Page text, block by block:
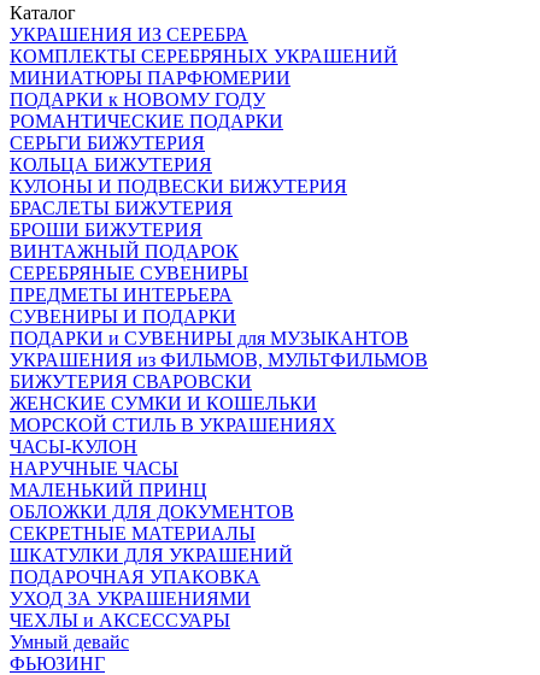
Каталог
УКРАШЕНИЯ ИЗ СЕРЕБРА
КОМПЛЕКТЫ СЕРЕБРЯНЫХ УКРАШЕНИЙ
МИНИАТЮРЫ ПАРФЮМЕРИИ
ПОДАРКИ к НОВОМУ ГОДУ
РОМАНТИЧЕСКИЕ ПОДАРКИ
СЕРЬГИ БИЖУТЕРИЯ
КОЛЬЦА БИЖУТЕРИЯ
КУЛОНЫ И ПОДВЕСКИ БИЖУТЕРИЯ
БРАСЛЕТЫ БИЖУТЕРИЯ
БРОШИ БИЖУТЕРИЯ
ВИНТАЖНЫЙ ПОДАРОК
СЕРЕБРЯНЫЕ СУВЕНИРЫ
ПРЕДМЕТЫ ИНТЕРЬЕРА
СУВЕНИРЫ И ПОДАРКИ
ПОДАРКИ и СУВЕНИРЫ для МУЗЫКАНТОВ
УКРАШЕНИЯ из ФИЛЬМОВ, МУЛЬТФИЛЬМОВ
БИЖУТЕРИЯ СВАРОВСКИ
ЖЕНСКИЕ СУМКИ И КОШЕЛЬКИ
МОРСКОЙ СТИЛЬ В УКРАШЕНИЯХ
ЧАСЫ-КУЛОН
НАРУЧНЫЕ ЧАСЫ
МАЛЕНЬКИЙ ПРИНЦ
ОБЛОЖКИ ДЛЯ ДОКУМЕНТОВ
СЕКРЕТНЫЕ МАТЕРИАЛЫ
ШКАТУЛКИ ДЛЯ УКРАШЕНИЙ
ПОДАРОЧНАЯ УПАКОВКА
УХОД ЗА УКРАШЕНИЯМИ
ЧEХЛЫ и АКСЕССУАРЫ
Умный девайс
ФЬЮЗИНГ